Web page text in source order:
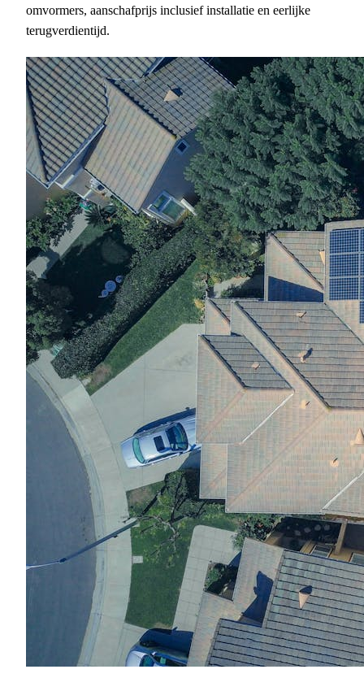
omvormers, aanschafprijs inclusief installatie en eerlijke
terugverdientijd.